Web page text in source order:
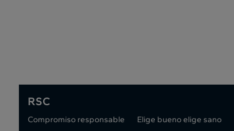
RSC
Compromiso responsable Elige bueno elige sano